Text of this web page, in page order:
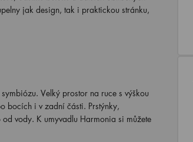
jak design, tak i praktickou stránku,
Velký prostor na ruce s výškou
bocích i v zadní části. Prstýnky,
vody. K umyvadlu Harmonia si můžete